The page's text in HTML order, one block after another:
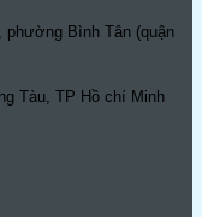
Bình Tân (quận
Tàu, TP Hồ chí Minh